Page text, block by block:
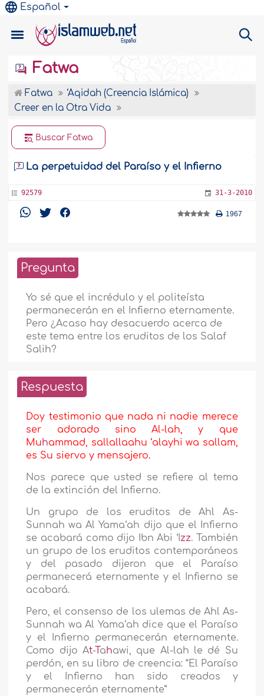
Español
Fatwa
Fatwa
‘Aqidah (Creencia Islámica)
Creer en la Otra Vida
Buscar Fatwa
La perpetuidad del Paraíso y el Infierno
92579 31-3-2010
1967
Pregunta
Yo sé que el incrédulo y el politeísta
permanecerán en el Infierno eternamente.
Pero ¿Acaso hay desacuerdo acerca de
este tema entre los eruditos de los Salaf
Salih?
Respuesta
Doy testimonio que nada ni nadie merece
ser adorado sino Al-lah, y que
Muhammad, sallallaahu ‘alayhi wa sallam,
es Su siervo y mensajero.
Nos parece que usted se refiere al tema
de la extinción del Infierno.
Un grupo de los eruditos de Ahl As-
Sunnah wa Al Yama‘ah dijo que el Infierno
se acabará como dijo Ibn Abi ‘I zz. También
un grupo de los eruditos contemporáneos
y del pasado dijeron que el Paraíso
permanecerá eternamente y el Infierno se
acabará.
Pero, el consenso de los ulemas de Ahl As-
Sunnah wa Al Yama‘ah dice que el Paraíso
y el Infierno permanecerán eternamente.
Como dijo At-Tahawi, que Al-lah le dé Su
perdón, en su libro de creencia: “El Paraíso
y el Infierno han sido creados y
permanecerán eternamente”